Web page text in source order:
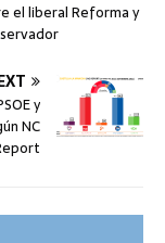
el liberal Reforma y
y
NC